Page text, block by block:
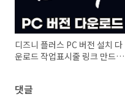
디즈니 플러스 PC 버전 설치 다
운로드 작업표시줄 링크 만드는
댓글